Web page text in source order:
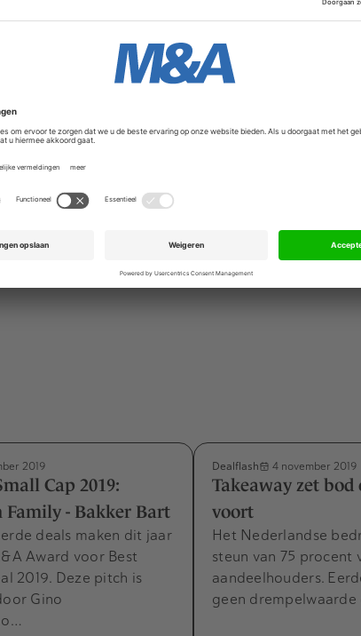
Signa de meeste Europese activiteiten van
het Duitse Karstadt en nam Galeria Kaufhof, dat
de Nederlandse Hudson's Bay-winkels bleven
van het jaar dicht.
2019
Cap 2019:
Family - Bakker Bart
deals maken dit jaar
Award voor Best
2019. Deze pitch is
Gino
Dealflash 4 november 2019
Takeaway zet bod
voort
Het Nederlandse
steun van 75 procent
aandeelhouders.
geen drempelwaarde